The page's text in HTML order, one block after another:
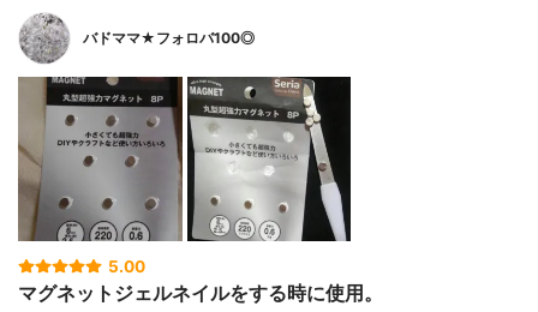
バドママ★フォロバ100◎
5.00
マグネットジェルネイルをする時に使用。